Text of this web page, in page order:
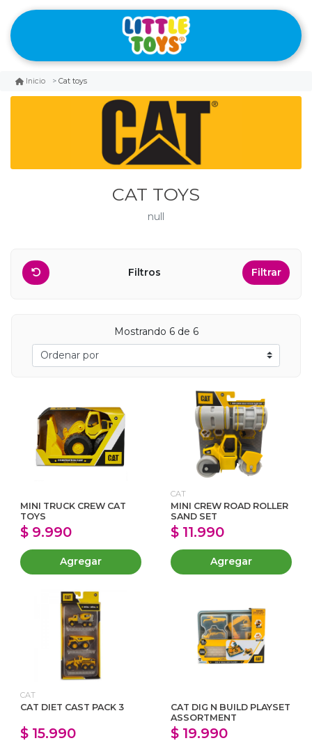
Inicio Cat toys
CAT TOYS
null
Filtros Filtrar
Mostrando 6 de 6
MINI TRUCK CREW CAT
TOYS
$ 9.990
Agregar
CAT
MINI CREW ROAD ROLLER
SAND SET
$ 11.990
Agregar
CAT
CAT DIET CAST PACK 3
$ 15.990
CAT DIG N BUILD PLAYSET
ASSORTMENT
$ 19.990